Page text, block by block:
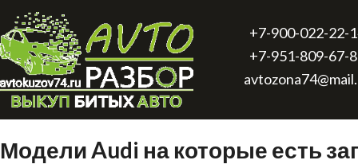
+7-900-022-22-
+7-951-809-67-
Модели Audi на которые есть